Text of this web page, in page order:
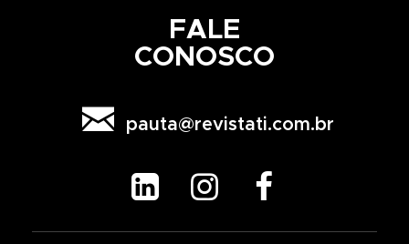
FALE
CONOSCO
 pauta@revistati.com.br
  